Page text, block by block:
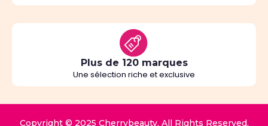
Plus de 120 marques
Une sélection riche et exclusive
Copyright © 2025 Cherrybeauty. All Rights Reserved.